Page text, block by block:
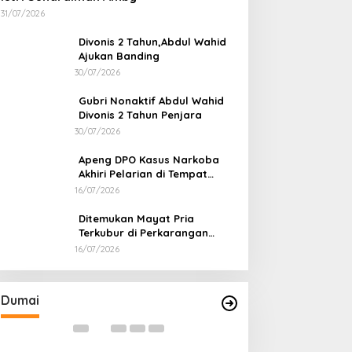
31/07/2026
Divonis 2 Tahun,Abdul Wahid
Ajukan Banding
30/07/2026
Gubri Nonaktif Abdul Wahid
Divonis 2 Tahun Penjara
30/07/2026
Apeng DPO Kasus Narkoba
Akhiri Pelarian di Tempat
Persembunyiannya di Kampar
16/07/2026
Ditemukan Mayat Pria
Terkubur di Perkarangan
Rumah
16/07/2026
Dumai
Empat Kepala Daerah Temui
Kemendikdasmen
Di Dumai
Nota